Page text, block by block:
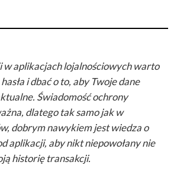
w aplikacjach lojalnościowych warto
i dbać o to, aby Twoje dane
Świadomość ochrony
dlatego tak samo jak w
dobrym nawykiem jest wiedza o
aplikacji, aby nikt niepowołany nie
historię transakcji.